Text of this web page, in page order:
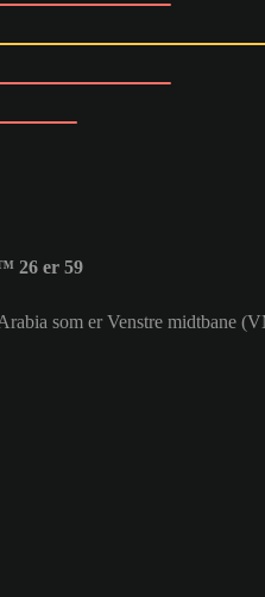
26 er 59
som er Venstre midtbane